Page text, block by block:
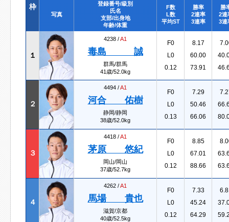
枠
写真
登録番号/級別
氏名
支部/出身地
年齢/体重
F数
L数
平均ST
勝率
2連率
3連率
勝
2連
3連
１
4238 /A1
毒島 誠
群馬/群馬
41歳/52.0kg
F0
L0
0.12
8.17
60.00
73.91
２
4494 /A1
河合 佑樹
静岡/静岡
38歳/52.0kg
F0
L0
0.13
7.29
50.46
66.06
３
4418 /A1
茅原 悠紀
岡山/岡山
37歳/52.7kg
F0
L0
0.12
8.85
67.01
88.66
４
4262 /A1
馬場 貴也
滋賀/京都
40歳/52.5kg
F0
L0
0.12
7.33
45.24
64.29